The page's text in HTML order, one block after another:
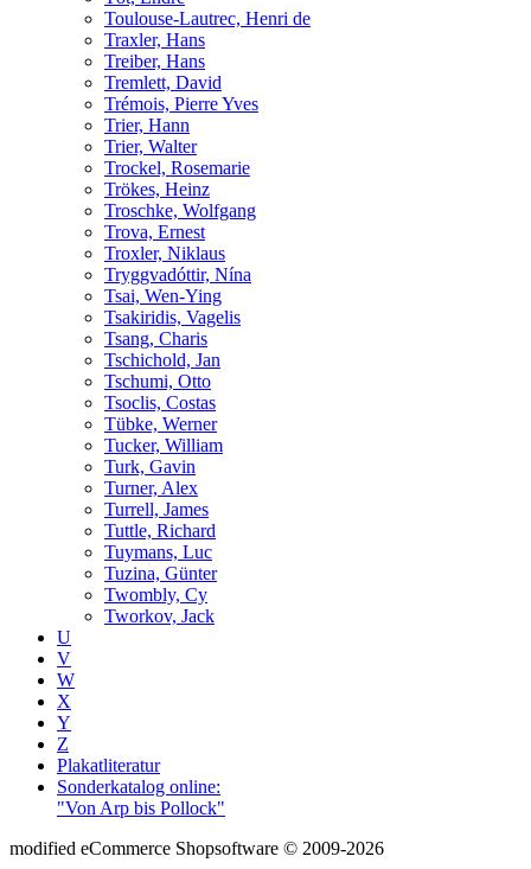
Toulouse-Lautrec, Henri de
Traxler, Hans
Treiber, Hans
Tremlett, David
Trémois, Pierre Yves
Trier, Hann
Trier, Walter
Trockel, Rosemarie
Trökes, Heinz
Troschke, Wolfgang
Trova, Ernest
Troxler, Niklaus
Tryggvadóttir, Nína
Tsai, Wen-Ying
Tsakiridis, Vagelis
Tsang, Charis
Tschichold, Jan
Tschumi, Otto
Tsoclis, Costas
Tübke, Werner
Tucker, William
Turk, Gavin
Turner, Alex
Turrell, James
Tuttle, Richard
Tuymans, Luc
Tuzina, Günter
Twombly, Cy
Tworkov, Jack
U
V
W
X
Y
Z
Plakatliteratur
Sonderkatalog online:
"Von Arp bis Pollock"
modified eCommerce Shopsoftware © 2009-2026